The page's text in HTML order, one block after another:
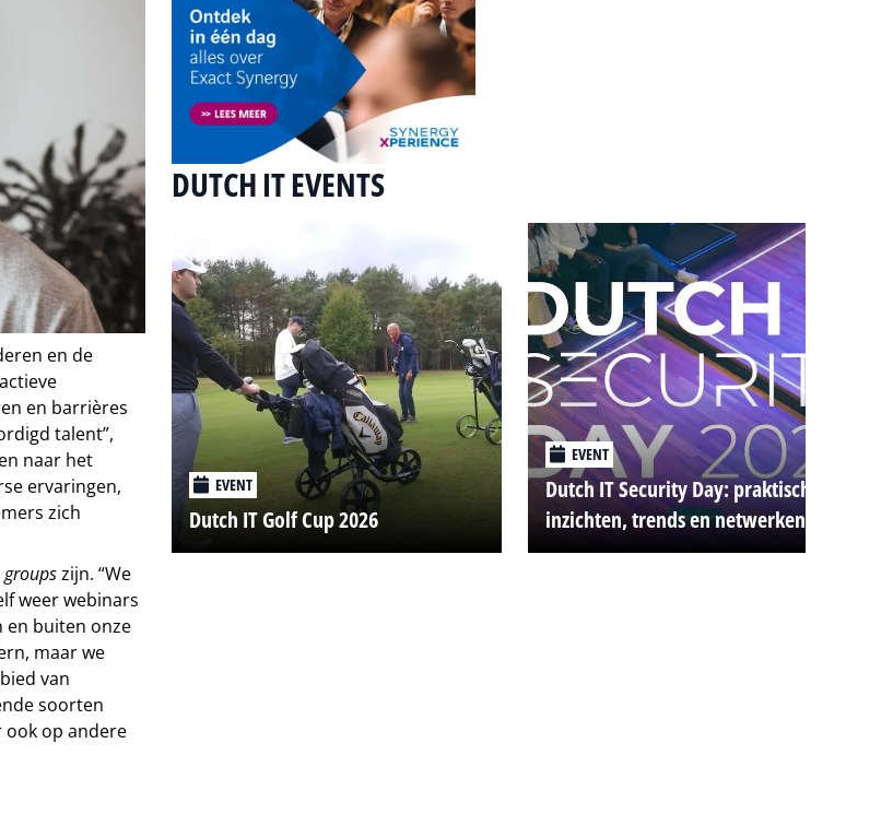
en de
en barrières
talent”,
naar het
ervaringen,
zich
groupszijn. “We
weer webinars
en buiten onze
maar we
van
soorten
ook op andere
DUTCH IT EVENTS
EVENT
Dutch IT Golf Cup 2026
EVENT
Dutch IT Security Day: praktische
inzichten, trends en netwerken